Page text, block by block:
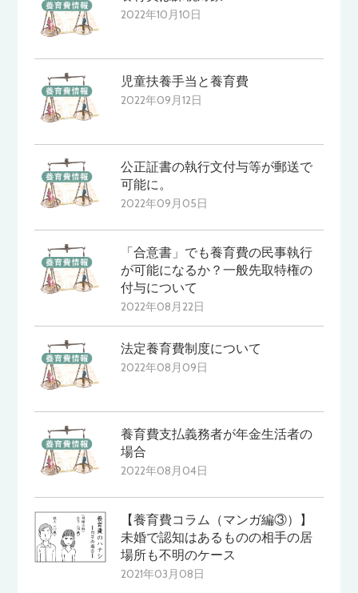
2022年10月10日
児童扶養手当と養育費
2022年09月12日
公正証書の執行文付与等が郵送で
可能に。
2022年09月05日
「合意書」でも養育費の民事執行
が可能になるか？一般先取特権の
付与について
2022年08月22日
法定養育費制度について
2022年08月09日
養育費支払義務者が年金生活者の
場合
2022年08月04日
【養育費コラム（マンガ編③）】
未婚で認知はあるものの相手の居
場所も不明のケース
2021年03月08日